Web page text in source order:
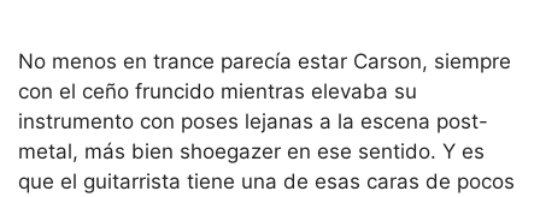
No menos en trance parecía estar Carson, siempre
con el ceño fruncido mientras elevaba su
instrumento con poses lejanas a la escena post-
metal, más bien shoegazer en ese sentido. Y es
que el guitarrista tiene una de esas caras de pocos